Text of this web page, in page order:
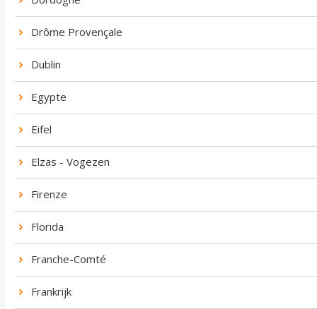
Drôme Provençale
Dublin
Egypte
Eifel
Elzas - Vogezen
Firenze
Florida
Franche-Comté
Frankrijk